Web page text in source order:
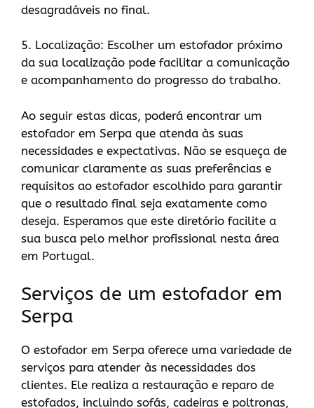
desagradáveis no final.
5. Localização: Escolher um estofador próximo
da sua localização pode facilitar a comunicação
e acompanhamento do progresso do trabalho.
Ao seguir estas dicas, poderá encontrar um
estofador em Serpa que atenda às suas
necessidades e expectativas. Não se esqueça de
comunicar claramente as suas preferências e
requisitos ao estofador escolhido para garantir
que o resultado final seja exatamente como
deseja. Esperamos que este diretório facilite a
sua busca pelo melhor profissional nesta área
em Portugal.
Serviços de um estofador em
Serpa
O estofador em Serpa oferece uma variedade de
serviços para atender às necessidades dos
clientes. Ele realiza a restauração e reparo de
estofados, incluindo sofás, cadeiras e poltronas,